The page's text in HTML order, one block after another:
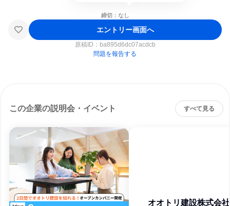
締切：なし
エントリー画面へ
原稿ID： ba895d6dc07acdcb
問題を報告する
この企業の説明会・イベント すべて見る
オオトリ建設株式会社